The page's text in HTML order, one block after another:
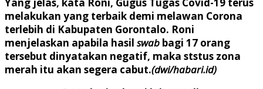
melakukan yang terbaik demi melawan Corona
terlebih di Kabupaten Gorontalo. Roni
menjelaskan apabila hasil swab bagi 17 orang
tersebut dinyatakan negatif, maka ststus zona
merah itu akan segera cabut.(dwi/habari.id)